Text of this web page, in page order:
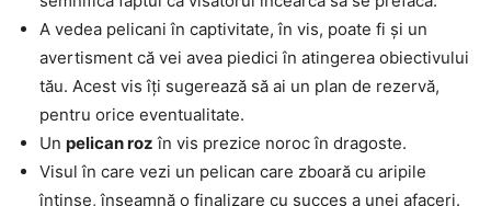
A vedea pelicani în captivitate, în vis, poate fi și un
avertisment că vei avea piedici în atingerea obiectivului
tău. Acest vis îți sugerează să ai un plan de rezervă,
pentru orice eventualitate.
Un pelican roz în vis prezice noroc în dragoste.
Visul în care vezi un pelican care zboară cu aripile
întinse, înseamnă o finalizare cu succes a unei afaceri.